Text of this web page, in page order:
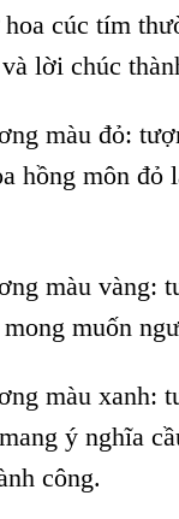
cúc tím
lời chúc
màu đỏ:
hồng môn đỏ
màu vàng:
muốn
màu xanh:
ý nghĩa
công.